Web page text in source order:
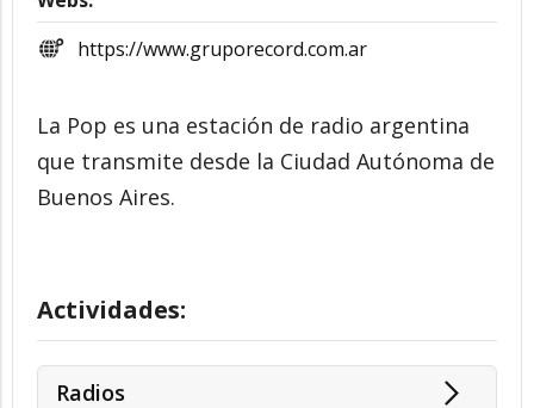
https://www.gruporecord.com.ar
La Pop es una estación de radio argentina
que transmite desde la Ciudad Autónoma de
Buenos Aires.
Actividades:
Radios